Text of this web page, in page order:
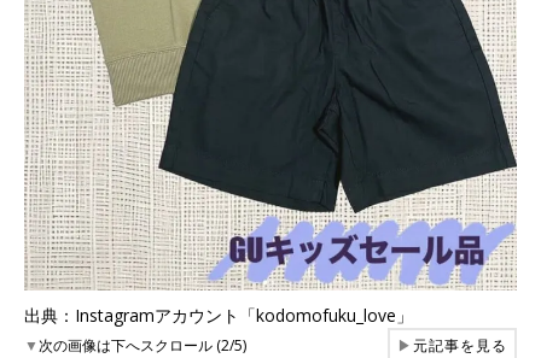
出典：Instagramアカウント「kodomofuku_love」
▼次の画像は下へスクロール (2/5) ▶元記事を見る